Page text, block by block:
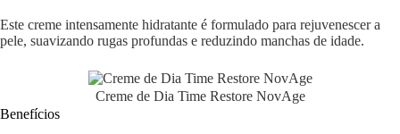
Este creme intensamente hidratante é formulado para rejuvenescer a
pele, suavizando rugas profundas e reduzindo manchas de idade.
Creme de Dia Time Restore NovAge
Benefícios